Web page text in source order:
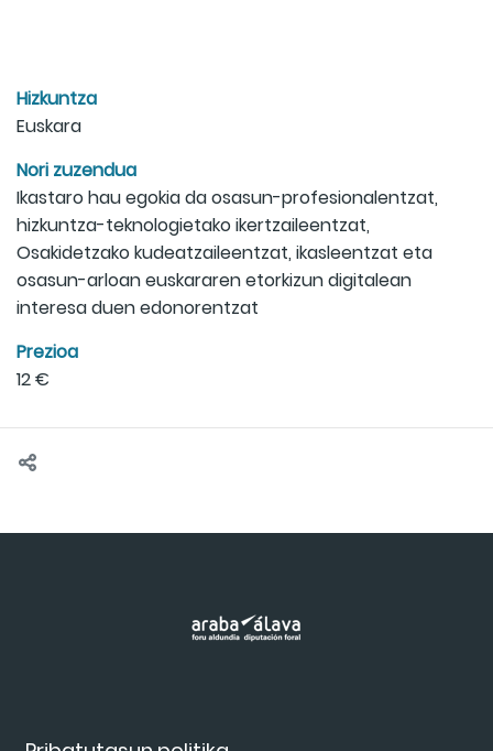
Hizkuntza
Euskara
Nori zuzendua
Ikastaro hau egokia da osasun-profesionalentzat,
hizkuntza-teknologietako ikertzaileentzat,
Osakidetzako kudeatzaileentzat, ikasleentzat eta
osasun-arloan euskararen etorkizun digitalean
interesa duen edonorentzat
Prezioa
12 €